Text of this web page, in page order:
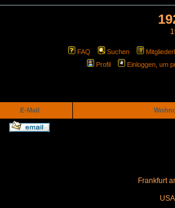
FAQ Suchen
Profil
Einloggen, um
E-Mail
Frankfurt
USA